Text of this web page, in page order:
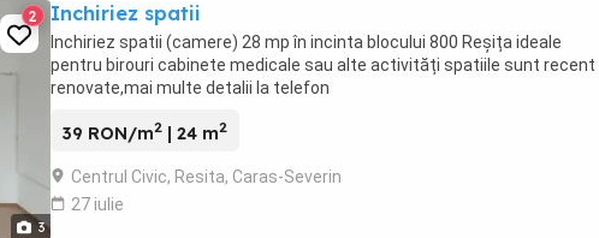
3
2 Inchiriez spatii
Inchiriez spatii (camere) 28 mp în incinta blocului 800 Reșița ideale
pentru birouri cabinete medicale sau alte activități spatiile sunt recent
renovate,mai multe detalii la telefon
39 RON/m2 | 24 m2
Centrul Civic, Resita, Caras-Severin
27 iulie